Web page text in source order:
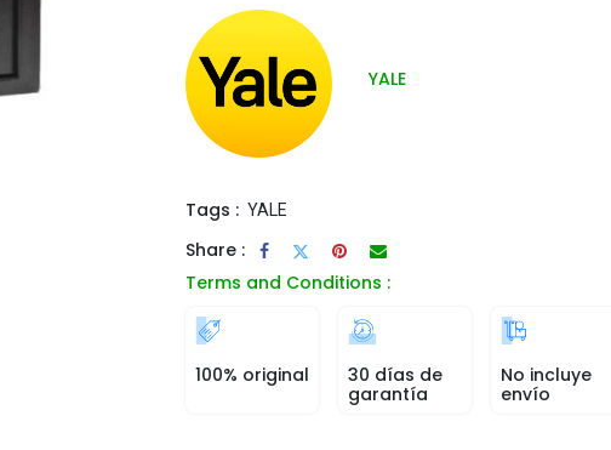
YALE
Tags : YALE
Share :
Terms and Conditions :
100% original
30 días de
garantía
No incluye
envío